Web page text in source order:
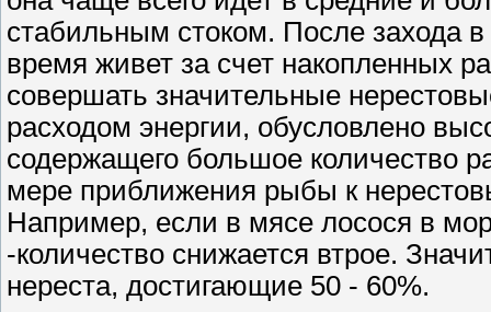
стабильным стоком. После захода в
время живет за счет накопленных
совершать значительные
расходом энергии, обусловлено
содержащего большое количество
мере приближения рыбы к
Например, если в мясе лосося в
-количество снижается втрое.
нереста, достигающие 50 - 60%.